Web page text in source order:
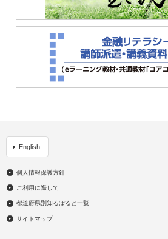
English
個人情報保護方針
ご利用に際して
都道府県別知るぽると一覧
サイトマップ